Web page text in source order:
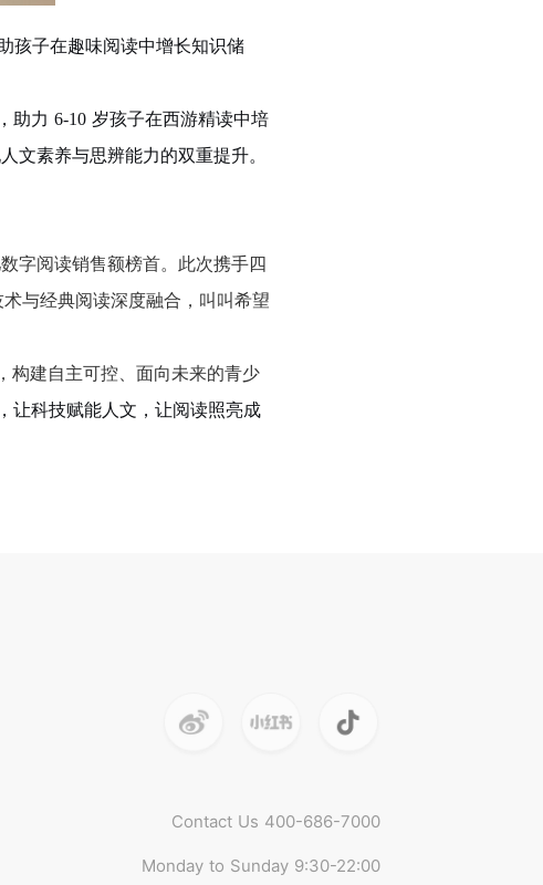
孩子在趣味阅读中增长知识储
助力 6-10 岁孩子在西游精读中培
文素养与思辨能力的双重提升。
字阅读销售额榜首。此次携手四
与经典阅读深度融合，叫叫希望
构建自主可控、面向未来的青少
让科技赋能人文，让阅读照亮成
Contact Us 400-686-7000
Monday to Sunday 9:30-22:00